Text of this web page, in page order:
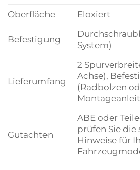
Oberfläche
Eloxiert
Befestigung
System)
Lieferumfang
2
Achse),
(Radbolzen
Gutachten
ABE oder
prüfen Sie die
Hinweise für